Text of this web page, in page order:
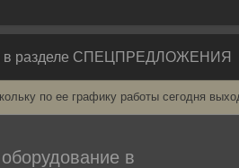
в разделе СПЕЦПРЕДЛОЖЕНИЯ
по ее графику работы сегодня
в